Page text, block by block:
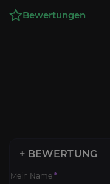
Bewertungen
+ BEWERTUNG
Mein Name *